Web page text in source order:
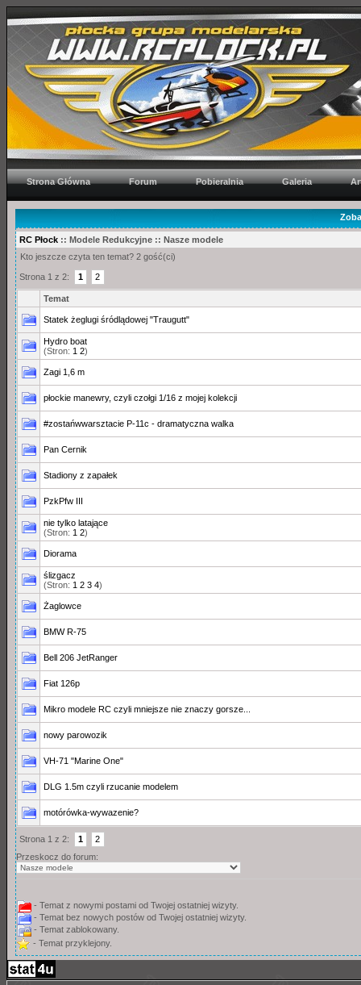
Strona Główna Forum Pobieralnia Galeria
RC Płock :: Modele Redukcyjne :: Nasze modele
Kto jeszcze czyta ten temat? 2 gość(ci)
Strona 1 z 2: 1 2
Temat
Statek żeglugi śródlądowej "Traugutt"
Hydro boat
(Stron: 1 2)
Zagi 1,6 m
płockie manewry, czyli czołgi 1/16 z mojej kolekcji
#zostańwwarsztacie P-11c - dramatyczna walka
Pan Cernik
Stadiony z zapałek
PzkPfw III
nie tylko latające
(Stron: 1 2)
Diorama
ślizgacz
(Stron: 1 2 3 4)
Żaglowce
BMW R-75
Bell 206 JetRanger
Fiat 126p
Mikro modele RC czyli mniejsze nie znaczy gorsze...
nowy parowozik
VH-71 "Marine One"
DLG 1.5m czyli rzucanie modelem
motórówka-wywazenie?
Strona 1 z 2: 1
2
Przeskocz do forum:
- Temat z nowymi postami od Twojej ostatniej wizyty.
- Temat bez nowych postów od Twojej ostatniej wizyty.
- Temat zablokowany.
- Temat przyklejony.